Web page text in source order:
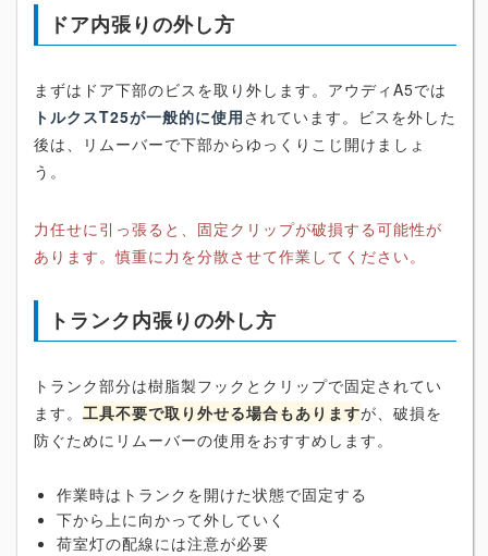
ドア内張りの外し方
まずはドア下部のビスを取り外します。アウディA5では
トルクスT25が一般的に使用されています。ビスを外した
後は、リムーバーで下部からゆっくりこじ開けましょ
う。
力任せに引っ張ると、固定クリップが破損する可能性が
あります。慎重に力を分散させて作業してください。
トランク内張りの外し方
トランク部分は樹脂製フックとクリップで固定されてい
ます。 工具不要で取り外せる場合もありますが、破損を
防ぐためにリムーバーの使用をおすすめします。
作業時はトランクを開けた状態で固定する
下から上に向かって外していく
荷室灯の配線には注意が必要